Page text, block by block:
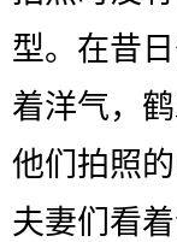
型。在昔
着洋气，
他们拍照
夫妻们看